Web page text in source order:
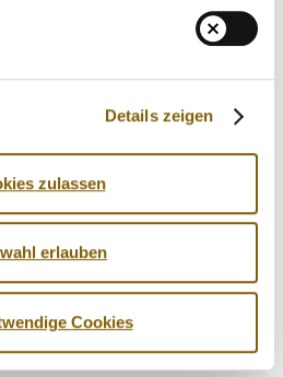
Details zeigen
zulassen
erlauben
Cookies